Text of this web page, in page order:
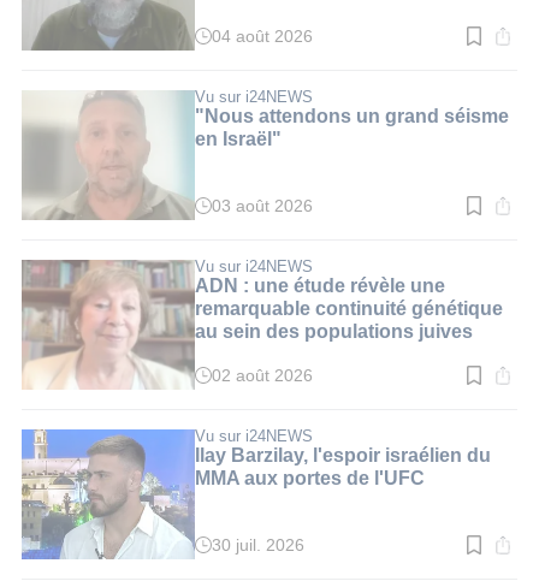
Temps
:
3
min.
04 août 2026
Vu sur i24NEWS
"Nous attendons un grand séisme
en Israël"
Temps
:
3
min.
03 août 2026
Vu sur i24NEWS
ADN : une étude révèle une
remarquable continuité génétique
au sein des populations juives
Temps
:
3
min.
02 août 2026
Vu sur i24NEWS
Ilay Barzilay, l'espoir israélien du
MMA aux portes de l'UFC
Temps
30 juil. 2026